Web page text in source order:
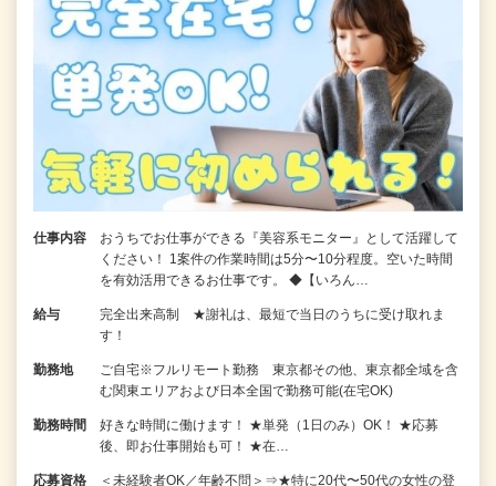
仕事内容
おうちでお仕事ができる『美容系モニター』として活躍して
ください！ 1案件の作業時間は5分〜10分程度。空いた時間
を有効活用できるお仕事です。 ◆【いろん…
給与
完全出来高制 ★謝礼は、最短で当日のうちに受け取れま
す！
勤務地
ご自宅※フルリモート勤務 東京都その他、東京都全域を含
む関東エリアおよび日本全国で勤務可能(在宅OK)
勤務時間
好きな時間に働けます！ ★単発（1日のみ）OK！ ★応募
後、即お仕事開始も可！ ★在…
応募資格 ＜未経験者OK／年齢不問＞⇒★特に20代〜50代の女性の登